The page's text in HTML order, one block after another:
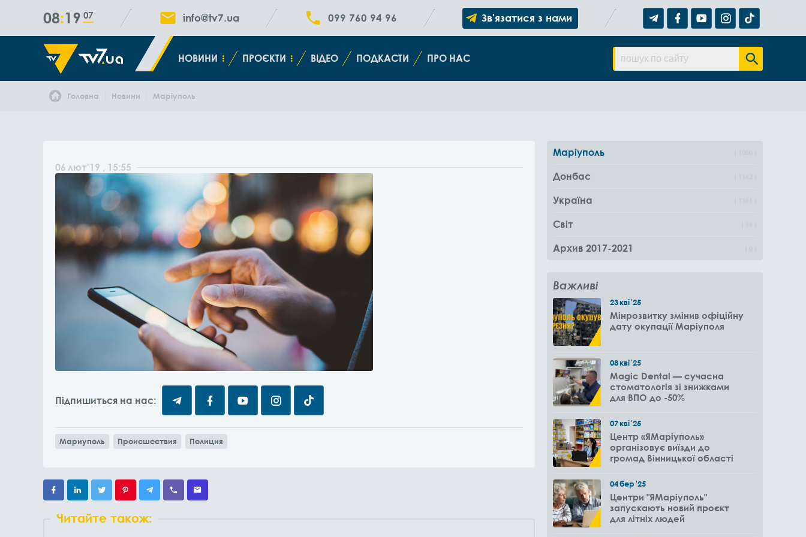
08 19 08 info@tv7.ua 099 760 94 96 Зв'язатися з нами
НОВИНИ ПРОЄКТИ ВІДЕО ПОДКАСТИ ПРО НАС
Головна Новини Маріуполь
06 лют'19 , 15:55
Підпишиться на нас:
Мариуполь Происшествия Полиция
Читайте також:
Маріуполь
Донбас
Україна
Світ
Архив 2017-2021
Важливі
23кві'25
Мінрозвитку змінив офіційну
дату окупації Маріуполя
08кві'25
Magic Dental — сучасна
стоматологія зі знижками
для ВПО до -50%
07кві'25
Центр «ЯМаріуполь»
організовує виїзди до
громад Вінницької області
04бер'25
Центри "ЯМаріуполь"
запускають новий проєкт
для літніх людей